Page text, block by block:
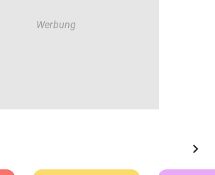
chevron_right